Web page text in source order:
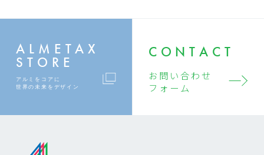
ALMETAX
STORE
アルミをコアに
世界の未来をデザイン
CONTACT
お問い合わせ
フォーム